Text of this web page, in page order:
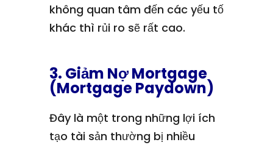
không quan tâm đến các yếu tố
khác thì rủi ro sẽ rất cao.
3. Giảm Nợ Mortgage
(Mortgage Paydown)
Đây là một trong những lợi ích
tạo tài sản thường bị nhiều